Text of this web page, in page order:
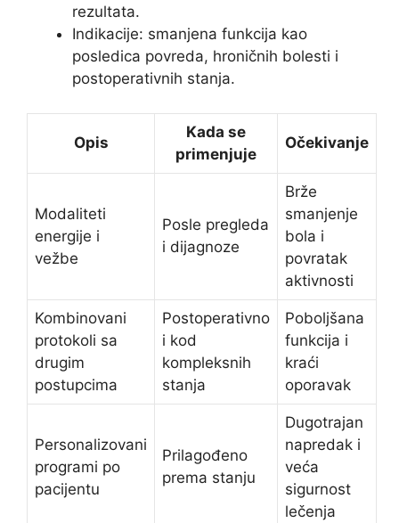
rezultata.
Indikacije: smanjena funkcija kao
posledica povreda, hroničnih bolesti i
postoperativnih stanja.
Opis
Kada se
primenjuje
Očekivanje
Modaliteti
energije i
vežbe
Posle pregleda
i dijagnoze
Brže
smanjenje
bola i
povratak
aktivnosti
Kombinovani
protokoli sa
drugim
postupcima
Postoperativno
i kod
kompleksnih
stanja
Poboljšana
funkcija i
kraći
oporavak
Personalizovani
programi po
pacijentu
Prilagođeno
prema stanju
Dugotrajan
napredak i
veća
sigurnost
lečenja